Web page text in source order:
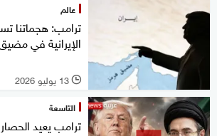
عالم
ترامب: هجماتنا
الإيرانية في
l 13 يوليو 2026
التاسعة
ترامب يعيد